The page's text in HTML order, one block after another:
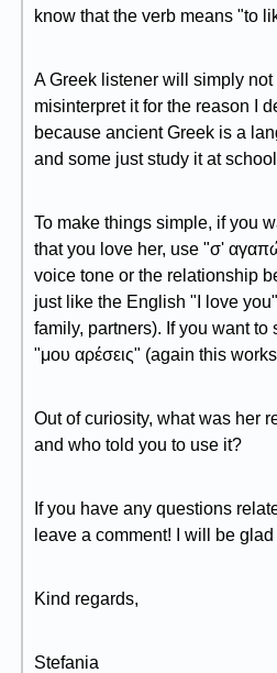
know that the verb means "to
A Greek listener will simply not
misinterpret it for the reason I
because ancient Greek is a
and some just study it at
To make things simple, if you
that you love her, use "σ'
voice tone or the relationship
just like the English "I love
family, partners). If you want to
"μου αρέσεις" (again this
Out of curiosity, what was her
and who told you to use it?
If you have any questions
leave a comment! I will be
Kind regards,
Stefania